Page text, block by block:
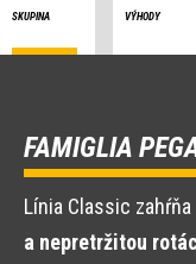
SKUPINA VÝHODY
FAMIGLIA
Línia Classic
a nepretržitou